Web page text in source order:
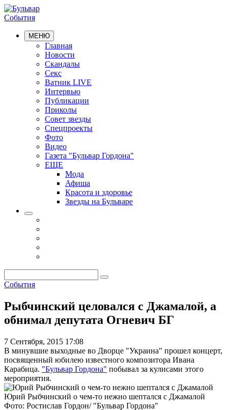
События
МЕНЮ
Главная
Новости
Скандалы
Секс
Ватник LIVE
Интервью
Публикации
Приколы
Совет звезды
Спецпроекты
Фото
Видео
Газета "Бульвар Гордона"
ЕЩЕ
Мода
Афиша
Красота и здоровье
Звезды на Бульваре
События
Рыбчинский целовался с Джамалой, а
обнимал депутата Огневич БГ
7 Сентября, 2015 17:08
В минувшие выходные во Дворце "Украина" прошел концерт,
посвященный юбилею известного композитора Ивана
Карабица. "Бульвар Гордона" побывал за кулисами этого
мероприятия.
Юрий Рыбчинский о чем-то нежно шептался с Джамалой
Фото: Ростислав Гордон/ "Бульвар Гордона"